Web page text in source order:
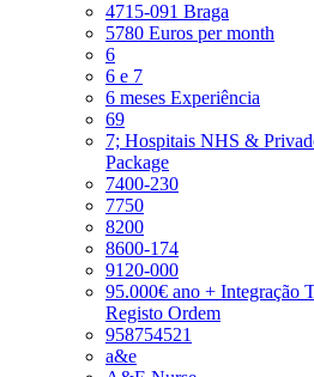
4715-091 Braga
5780 Euros per month
6
6 e 7
6 meses Experiência
69
7; Hospitais NHS &
Package
7400-230
7750
8200
8600-174
9120-000
95.000€ ano + Integração
Registo Ordem
958754521
a&e